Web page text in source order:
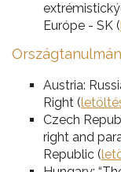
Európe - SK (
Austria:
Right (
Czech
right and
Republic (